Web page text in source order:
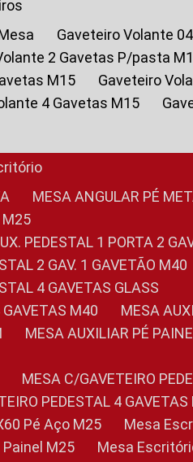
Gaveteiro Volante
2 Gavetas P/pasta
M15
Gaveteiro
4 Gavetas M15
MESA ANGULAR PÉ
M25
PEDESTAL 1 PORTA 2
2 GAV. 1 GAVETÃO M40
4 GAVETAS GLASS
GAVETAS M40
MESA
MESA AUXILIAR PÉ
MESA C/GAVETEIRO
PEDESTAL 4
Pé Aço M25
Mesa
Painel M25
Mesa